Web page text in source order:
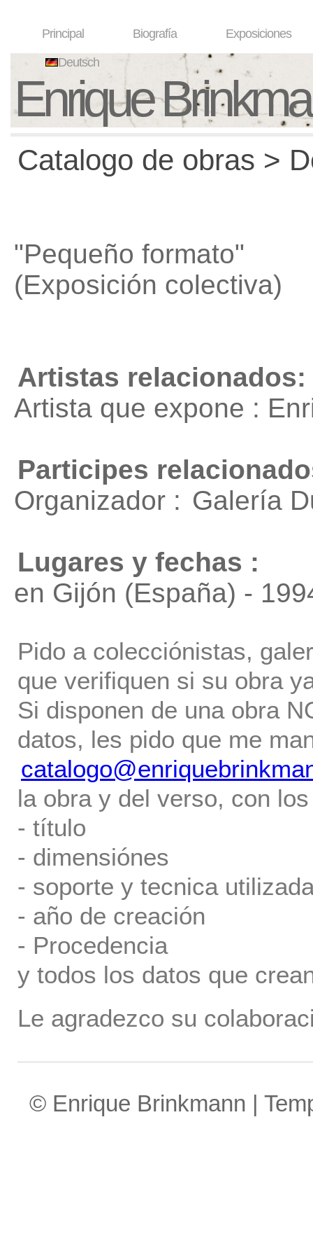
Principal Biografía Exposiciones
Deutsch
Enrique
Catalogo de obras >
"Pequeño formato"
(Exposición colectiva)
Artistas relacionados:
Artista que expone :
Participes
Organizador : Galería
Lugares y fechas :
en Gijón (España) -
Pido a colecciónistas,
que verifiquen si su obra
Si disponen de una obra
datos, les pido que me
la obra y del verso, con
- título
- dimensiónes
- soporte y tecnica
- año de creación
- Procedencia
y todos los datos que
Le agradezco su
© Enrique Brinkmann |